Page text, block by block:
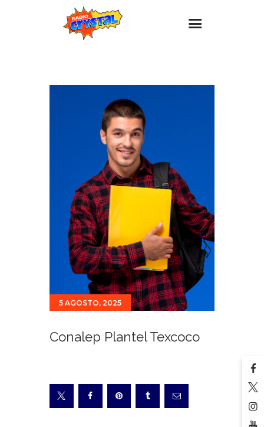
Promociones
Contacto
5 AGOSTO, 2025
Conalep Plantel Texcoco